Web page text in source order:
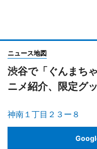
ニュース地図
渋谷で「ぐんまち
ニメ紹介、限定グ
神南１丁目２３ー８